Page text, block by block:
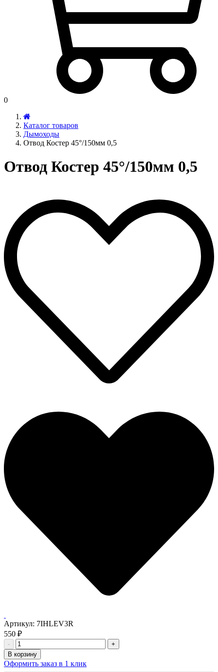
0
Каталог товаров
Дымоходы
Отвод Костер 45°/150мм 0,5
Отвод Костер 45°/150мм 0,5
Артикул: 7IHLEV3R
550 ₽
-
+
В корзину
Оформить заказ в 1 клик